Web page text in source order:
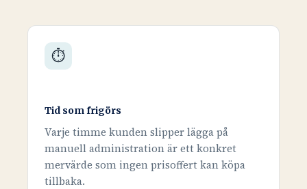
⏱
Tid som frigörs
Varje timme kunden slipper lägga på
manuell administration är ett konkret
mervärde som ingen prisoffert kan köpa
tillbaka.